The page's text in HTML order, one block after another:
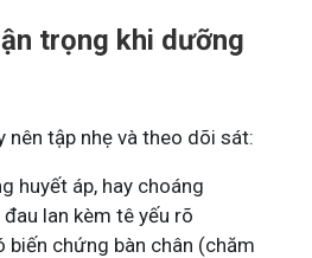
trọng khi dưỡng
nên tập nhẹ và theo dõi sát:
huyết áp, hay choáng
lan kèm tê yếu rõ
chứng bàn chân (chăm